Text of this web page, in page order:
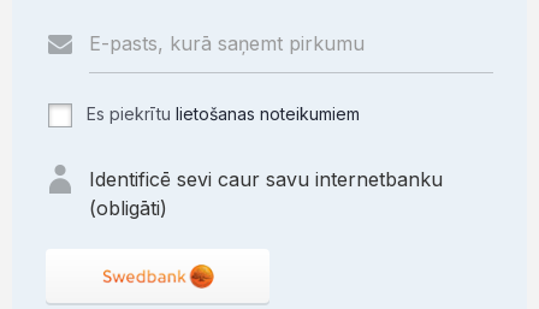
Es piekrītu lietošanas noteikumiem
Identificē sevi caur savu internetbanku
(obligāti)